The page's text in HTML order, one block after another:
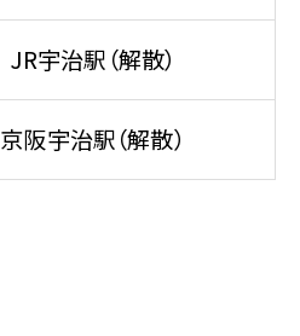
JR宇治駅（解散）
京阪宇治駅（解散）